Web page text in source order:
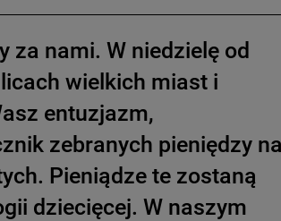
za nami. W niedzielę od
wielkich miast i
entuzjazm,
zebranych pieniędzy na
Pieniądze te zostaną
dziecięcej. W naszym